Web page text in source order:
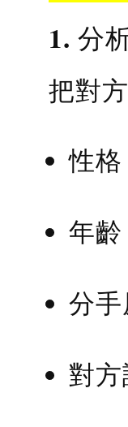
1. 分
把對
性
年齡
分
對